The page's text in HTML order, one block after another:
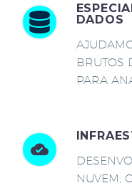
DADOS
BRUTOS
PARA
NUVEM,